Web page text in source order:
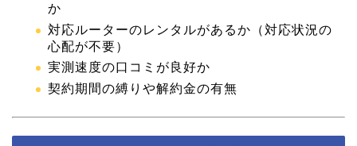
か
対応ルーターのレンタルがあるか（対応状況の
心配が不要）
実測速度の口コミが良好か
契約期間の縛りや解約金の有無